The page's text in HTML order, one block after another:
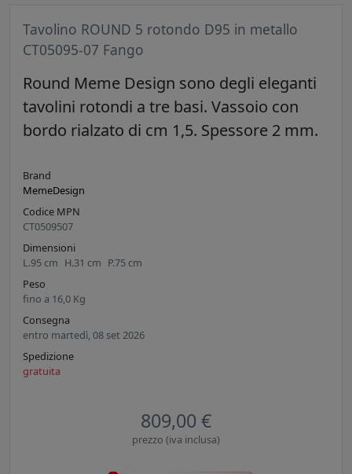
Tavolino ROUND 5 rotondo D95 in metallo
CT05095-07 Fango
Round Meme Design sono degli eleganti
tavolini rotondi a tre basi. Vassoio con
bordo rialzato di cm 1,5. Spessore 2 mm.
Brand
MemeDesign
Codice MPN
CT0509507
Dimensioni
L.95 cm H.31 cm P.75 cm
Peso
fino a 16,0 Kg
Consegna
entro martedì, 08 set 2026
Spedizione
gratuita
809,00 €
prezzo (iva inclusa)